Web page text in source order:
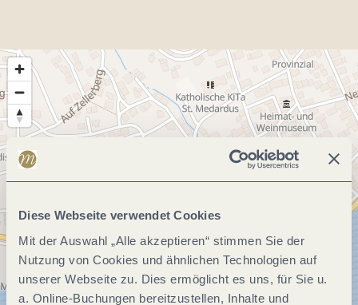
Diese Webseite verwendet Cookies
Mit der Auswahl „Alle akzeptieren“ stimmen Sie der
Nutzung von Cookies und ähnlichen Technologien auf
unserer Webseite zu. Dies ermöglicht es uns, für Sie u.
a. Online-Buchungen bereitzustellen, Inhalte und